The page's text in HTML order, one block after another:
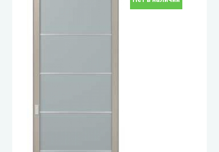
Darumi (Даруми)
Estet Doors (Эстет Дорс)